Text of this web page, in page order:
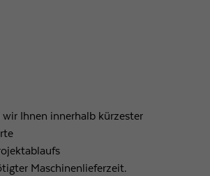
Ihnen innerhalb kürzester
Maschinenlieferzeit.